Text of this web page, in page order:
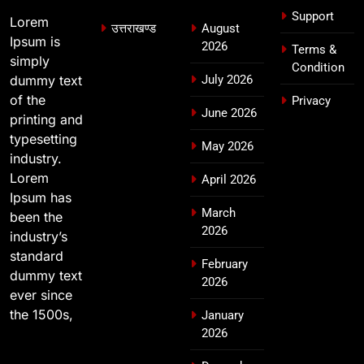
8
खेल महाकुंभ 2026ः 01 सितंबर से सजेगा
मुख्यमंत्री चौम्पियनशिप ट्रॉफी का मंच,
न्याय पंचायत से राज्य स्तर तक होगा
Lorem
Ipsum is
simply
dummy text
of the
printing and
typesetting
industry.
Lorem
Ipsum has
been the
industry’s
standard
dummy text
ever since
the 1500s,
उत्तराखण्ड
August
2026
July 2026
June 2026
May 2026
April 2026
March
2026
February
2026
January
2026
Support
Terms &
Condition
Privacy